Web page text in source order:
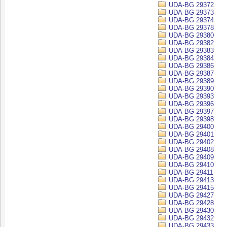
UDA-BG 29372
UDA-BG 29373
UDA-BG 29374
UDA-BG 29378
UDA-BG 29380
UDA-BG 29382
UDA-BG 29383
UDA-BG 29384
UDA-BG 29386
UDA-BG 29387
UDA-BG 29389
UDA-BG 29390
UDA-BG 29393
UDA-BG 29396
UDA-BG 29397
UDA-BG 29398
UDA-BG 29400
UDA-BG 29401
UDA-BG 29402
UDA-BG 29408
UDA-BG 29409
UDA-BG 29410
UDA-BG 29411
UDA-BG 29413
UDA-BG 29415
UDA-BG 29427
UDA-BG 29428
UDA-BG 29430
UDA-BG 29432